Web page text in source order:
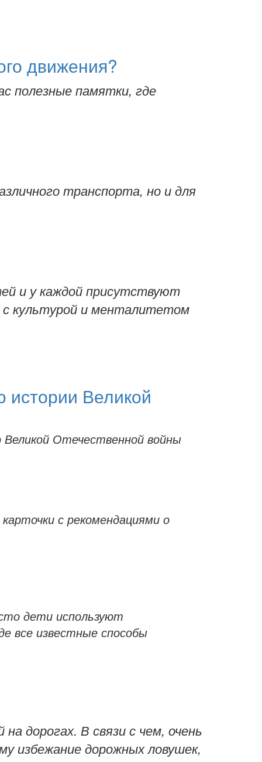
движения?
полезные памятки, где
транспорта, но и для
и у каждой присутствуют
с культурой и менталитетом
истории Великой
Отечественной войны
с рекомендациями о
дети используют
все известные способы
дорогах. В связи с чем, очень
избежание дорожных ловушек,